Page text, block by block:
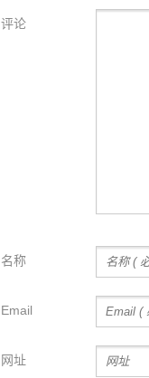
评论
名称
Email
网址